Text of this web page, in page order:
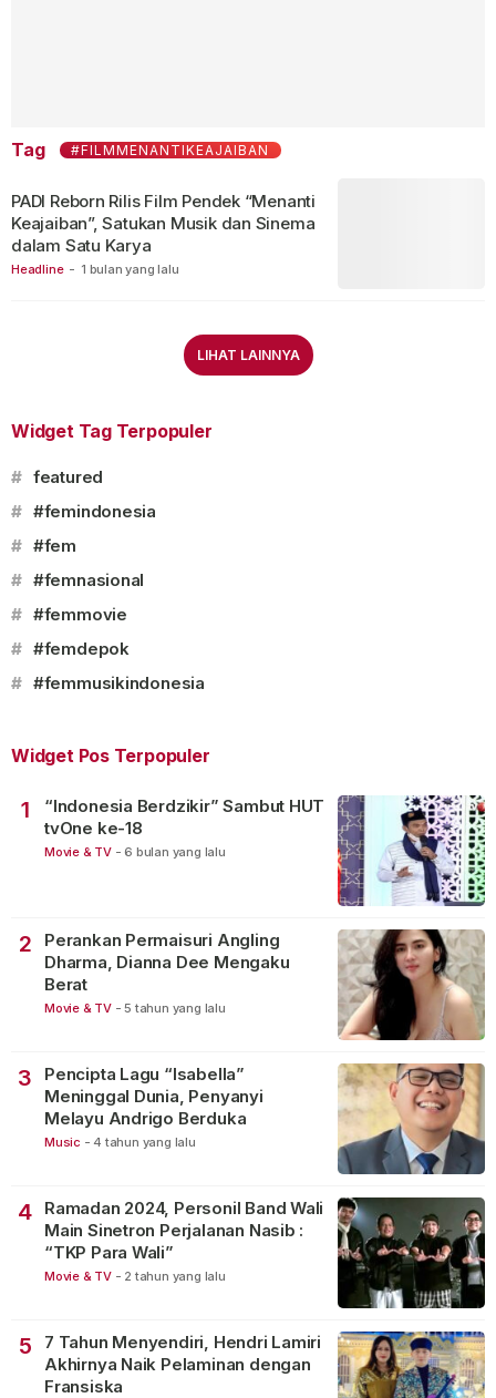
Tag #FILMMENANTIKEAJAIBAN
Headline - 1 bulan yang lalu
PADI Reborn Rilis Film Pendek “Menanti
Keajaiban”, Satukan Musik dan Sinema
dalam Satu Karya
LIHAT LAINNYA
Widget Tag Terpopuler
# featured
# #femindonesia
# #fem
# #femnasional
# #femmovie
# #femdepok
# #femmusikindonesia
Widget Pos Terpopuler
1
“Indonesia Berdzikir” Sambut HUT
tvOne ke-18
Movie & TV - 6 bulan yang lalu
2
Perankan Permaisuri Angling
Dharma, Dianna Dee Mengaku
Berat
Movie & TV - 5 tahun yang lalu
3
Pencipta Lagu “Isabella”
Meninggal Dunia, Penyanyi
Melayu Andrigo Berduka
Music - 4 tahun yang lalu
4
Ramadan 2024, Personil Band Wali
Main Sinetron Perjalanan Nasib :
“TKP Para Wali”
Movie & TV - 2 tahun yang lalu
5
7 Tahun Menyendiri, Hendri Lamiri
Akhirnya Naik Pelaminan dengan
Fransiska